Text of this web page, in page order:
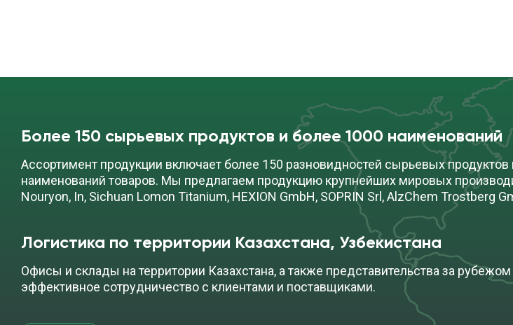
Более 150 сырьевых продуктов и более 1000 наименований
Ассортимент продукции включает более 150 разновидностей сырьевых продуктов
наименований товаров. Мы предлагаем продукцию крупнейших мировых
Nouryon, In, Sichuan Lomon Titanium, HEXION GmbH, SOPRIN Srl, AlzChem Trostberg
Логистика по территории Казахстана, Узбекистана
Офисы и склады на территории Казахстана, а также представительства за
эффективное сотрудничество с клиентами и поставщиками.